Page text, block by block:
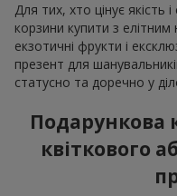
Для тих, хто цінує якість
корзини купити з
екзотичні фрукти і
презент для
статусно та доречно у
Подарункова
квіткового